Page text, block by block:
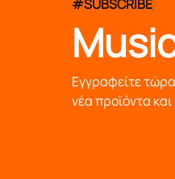
#SUBSCRIBE
Εγγραφείτε
νέα προϊόντα